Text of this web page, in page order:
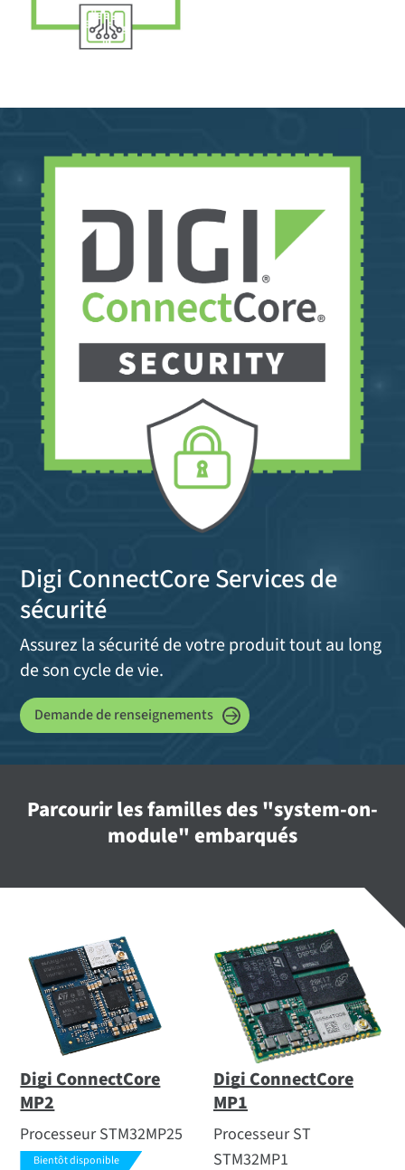
Digi ConnectCore Services de
sécurité
Assurez la sécurité de votre produit tout au long
de son cycle de vie.
Demande de renseignements
Parcourir les familles des "system-on-
module" embarqués
Digi ConnectCore
MP2
Processeur STM32MP25
Bientôt disponible
Digi ConnectCore
MP1
Processeur ST
STM32MP1